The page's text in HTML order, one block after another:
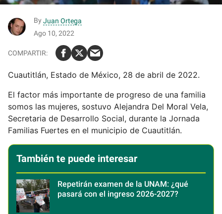
By Juan Ortega
Ago 10, 2022
Cuautitlán, Estado de México, 28 de abril de 2022.
El factor más importante de progreso de una familia
somos las mujeres, sostuvo Alejandra Del Moral Vela,
Secretaria de Desarrollo Social, durante la Jornada
Familias Fuertes en el municipio de Cuautitlán.
También te puede interesar
Repetirán examen de la UNAM: ¿qué
pasará con el ingreso 2026-2027?